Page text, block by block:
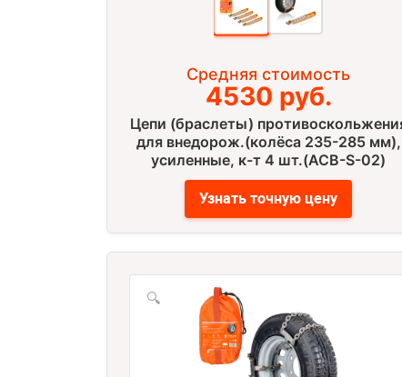
Средняя стоимость
4530 руб.
Цепи (браслеты)
для внедорож.(колёса 235-285 мм),
усиленные, к-т 4 шт.(ACB-S-02)
Узнать точную цену
🔍